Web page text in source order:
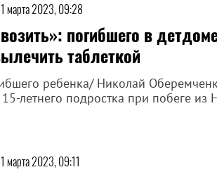
марта 2023, 09:28
погибшего в
таблеткой
ребенка/ Николай
летнего подростка при побеге из
марта 2023, 09:11